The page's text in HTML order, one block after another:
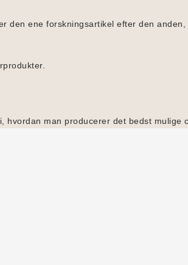
den ene forskningsartikel efter den
man producerer det bedst mulige